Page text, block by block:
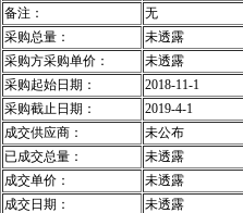
备注：
无
采购总量：
未透露
采购方采购单价：
未透露
采购起始日期：
2018-11-1
采购截止日期：
2019-4-1
成交供应商：
未公布
已成交总量：
未透露
成交单价：
未透露
成交日期：
未透露